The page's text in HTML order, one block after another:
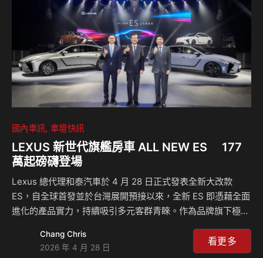
Benz 旗下最具代表性的中型豪華運動房車，C-Class 憑藉其
國內車訊 車壇快訊
LEXUS 新世代旗艦房車 ALL NEW ES 177
萬起磅礴登場
Lexus 總代理和泰汽車於 4 月 28 日正式發表全新大改款
ES，自全球首發並於台灣展開預接以來，全新 ES 即憑藉全面
進化的產品實力，持續吸引多元客群青睞。作為品牌旗下極具
第八代大改款，則透過設計語彙、動力編成與智慧科技的全面
升級，重新詮釋新世代中型旗艦房車的產品定位。 設計與座
Chang Chris
2026 年 4 月 28 日
看更多